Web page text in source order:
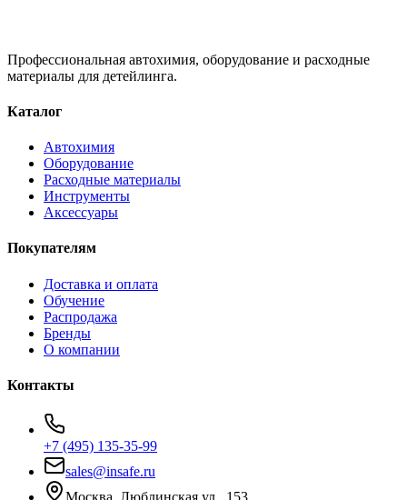
Профессиональная автохимия, оборудование и расходные
материалы для детейлинга.
Каталог
Автохимия
Оборудование
Расходные материалы
Инструменты
Аксессуары
Покупателям
Доставка и оплата
Обучение
Распродажа
Бренды
О компании
Контакты
+7 (495) 135-35-99
sales@insafe.ru